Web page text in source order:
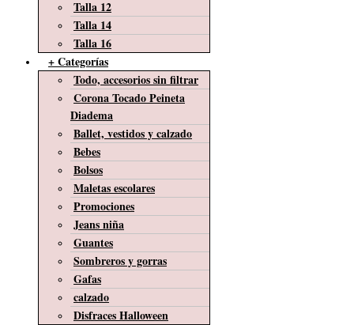
Talla 12
Talla 14
Talla 16
+ Categorías
Todo, accesorios sin filtrar
Corona Tocado Peineta
Diadema
Ballet, vestidos y calzado
Bebes
Bolsos
Maletas escolares
Promociones
Jeans niña
Guantes
Sombreros y gorras
Gafas
calzado
Disfraces Halloween